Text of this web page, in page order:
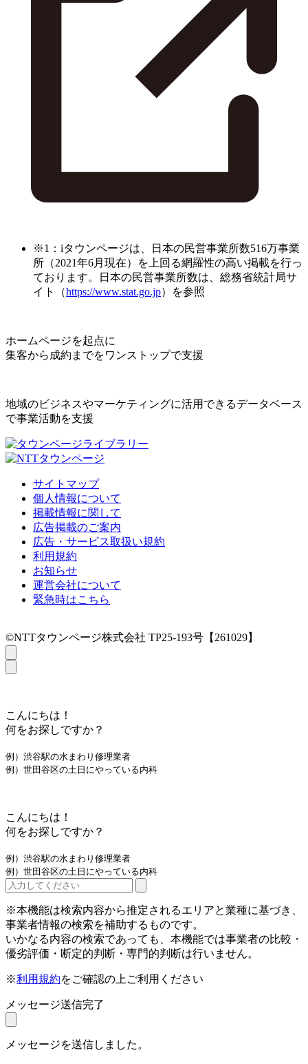
※1：iタウンページは、日本の民営事業所数516万事業
所（2021年6月現在）を上回る網羅性の高い掲載を行っ
ております。日本の民営事業所数は、総務省統計局サ
イト（https://www.stat.go.jp）を参照
ホームページを起点に
集客から成約までをワンストップで支援
地域のビジネスやマーケティングに活用できるデータベース
で事業活動を支援
サイトマップ
個人情報について
掲載情報に関して
広告掲載のご案内
広告・サービス取扱い規約
利用規約
お知らせ
運営会社について
緊急時はこちら
©NTTタウンページ株式会社 TP25-193号【261029】
こんにちは！
何をお探しですか？
例）渋谷駅の水まわり修理業者
例）世田谷区の土日にやっている内科
こんにちは！
何をお探しですか？
例）渋谷駅の水まわり修理業者
例）世田谷区の土日にやっている内科
※本機能は検索内容から推定されるエリアと業種に基づき、
事業者情報の検索を補助するものです。
いかなる内容の検索であっても、本機能では事業者の比較・
優劣評価・断定的判断・専門的判断は行いません。
※利用規約をご確認の上ご利用ください
メッセージ送信完了
メッセージを送信しました。